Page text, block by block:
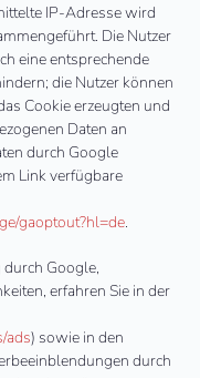
IP-Adresse wird
Die Nutzer
eine entsprechende
die Nutzer können
Cookie erzeugten und
Daten an
durch Google
Link verfügbare
gaoptout?hl=de.
Google,
erfahren Sie in der
ads) sowie in den
durch